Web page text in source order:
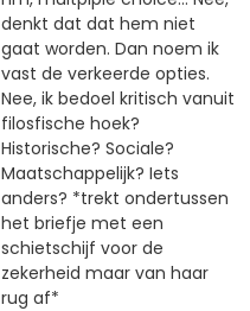
denkt dat dat hem niet
gaat worden. Dan noem ik
vast de verkeerde opties.
Nee, ik bedoel kritisch vanuit
filosfische hoek?
Historische? Sociale?
Maatschappelijk? Iets
anders? *trekt ondertussen
het briefje met een
schietschijf voor de
zekerheid maar van haar
rug af*